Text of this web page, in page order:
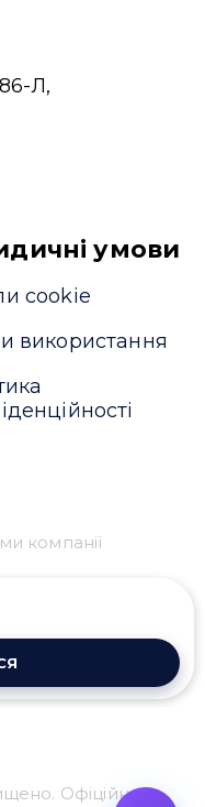
Л,
умови
cookie
використання
компанії
Офіційний